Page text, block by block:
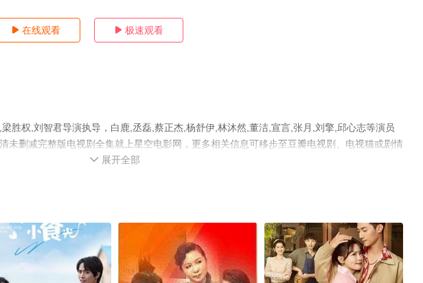
 在线观看  极速观看
胜权,刘智君导演执导，白鹿,丞磊,蔡正杰,杨舒伊,林沐然,董洁,宣言,张月,刘擎,邱心志等演员
未删减完整版电视剧全集就上星空电影网，更多相关信息可移步至豆瓣电视剧、电视猫或剧情
 展开全部